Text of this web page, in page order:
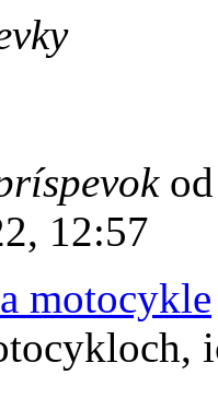
12:57
motocykle